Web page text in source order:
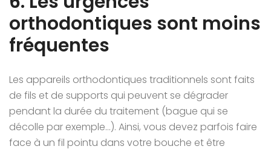
orthodontiques sont moins
fréquentes
Les appareils orthodontiques traditionnels sont faits
de fils et de supports qui peuvent se dégrader
pendant la durée du traitement (bague qui se
décolle par exemple…). Ainsi, vous devez parfois faire
face à un fil pointu dans votre bouche et être